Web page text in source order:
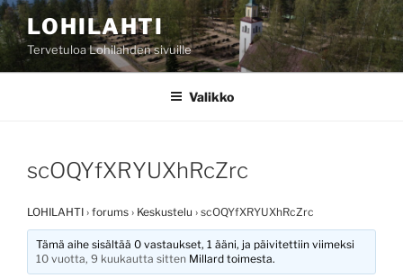
Siirry
sisältöönLOHILAHTI
Tervetuloa Lohilahden sivuille
Valikko
scOQYfXRYUXhRcZrc
LOHILAHTI › forums › Keskustelu › scOQYfXRYUXhRcZrc
Tämä aihe sisältää 0 vastaukset, 1 ääni, ja päivitettiin viimeksi
10 vuotta, 9 kuukautta sitten Millard toimesta.